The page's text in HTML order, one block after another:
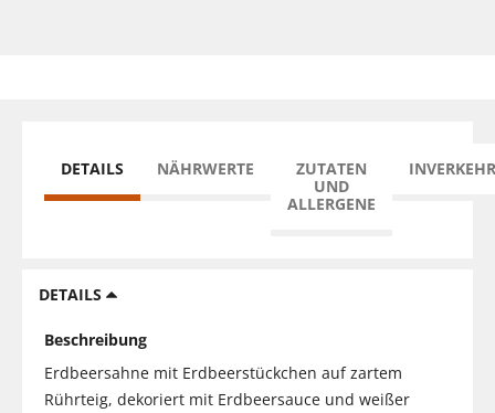
DETAILS NÄHRWERTE
ZUTATEN
UND
ALLERGENE
DETAILS
Beschreibung
Erdbeersahne mit Erdbeerstückchen auf zartem
Rührteig, dekoriert mit Erdbeersauce und weißer